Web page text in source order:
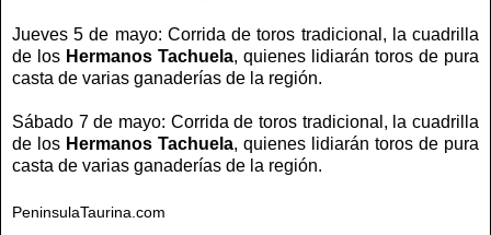
Jueves 5 de mayo: Corrida de toros tradicional, la cuadrilla
de los Hermanos Tachuela, quienes lidiarán toros de pura
casta de varias ganaderías de la región.
Sábado 7 de mayo: Corrida de toros tradicional, la cuadrilla
de los Hermanos Tachuela, quienes lidiarán toros de pura
casta de varias ganaderías de la región.
PeninsulaTaurina.com